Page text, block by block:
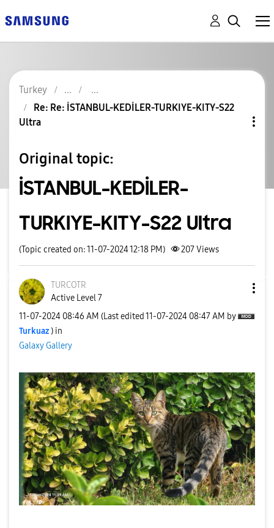
Turkey
Re: Re: İSTANBUL-KEDİLER-TURKIYE-KITY-S22
Ultra
Original topic:
İSTANBUL-KEDİLER-
TURKIYE-KITY-S22 Ultra
(Topic created on: 11-07-2024 12:18 PM) 207Views
TURCOTR
Active Level 7
‎11-07-2024 08:46 AM (Last edited ‎11-07-2024 08:47 AM by
Turkuaz ) in
Galaxy Gallery